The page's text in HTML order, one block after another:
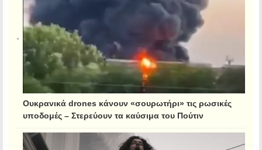
Ουκρανικά drones κάνουν «σουρωτήρι» τις ρωσικές
υποδομές – Στερεύουν τα καύσιμα του Πούτιν